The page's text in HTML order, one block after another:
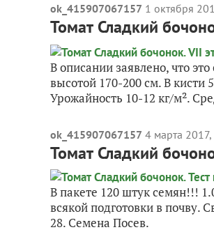
ok_415907067157 1 октября
Томат Сладкий
В описании заявлено, что
высотой 170-200 см. В кисти
Урожайность 10-12 кг/м².
ok_415907067157 4 марта
Томат Сладкий
В пакете 120 штук семян!!!
всякой подготовки в почву.
28. Семена Посев.